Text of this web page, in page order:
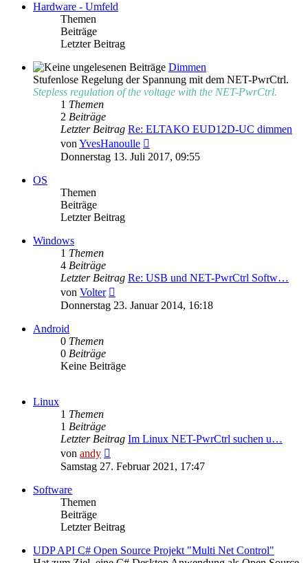
Hardware - Umfeld
Themen
Beiträge
Letzter Beitrag
Dimmen
Stufenlose Regelung der Spannung mit dem NET-PwrCtrl.
Stepless regulation of the voltage with the NET-PwrCtrl.
1 Themen
2 Beiträge
Letzter Beitrag Re: ELTAKO EUD12D-UC dimmen
vonYvesHanoulle
Beitrag
Donnerstag 13. Juli 2017, 09:55
OS
Themen
Beiträge
Letzter Beitrag
Windows
1 Themen
4 Beiträge
Letzter Beitrag Re: USB und NET-PwrCtrl Softw…
von Volter
Beitrag
Donnerstag 23. Januar 2014, 16:18
Android
0 Themen
0 Beiträge
Keine Beiträge
Linux
1 Themen
1 Beiträge
Letzter Beitrag Im Linux NET-PwrCtrl suchen u…
von andy
Beitrag
Samstag 27. Februar 2021, 17:47
Software
Themen
Beiträge
Letzter Beitrag
UDP API C# Open Source Projekt "Multi Net Control"